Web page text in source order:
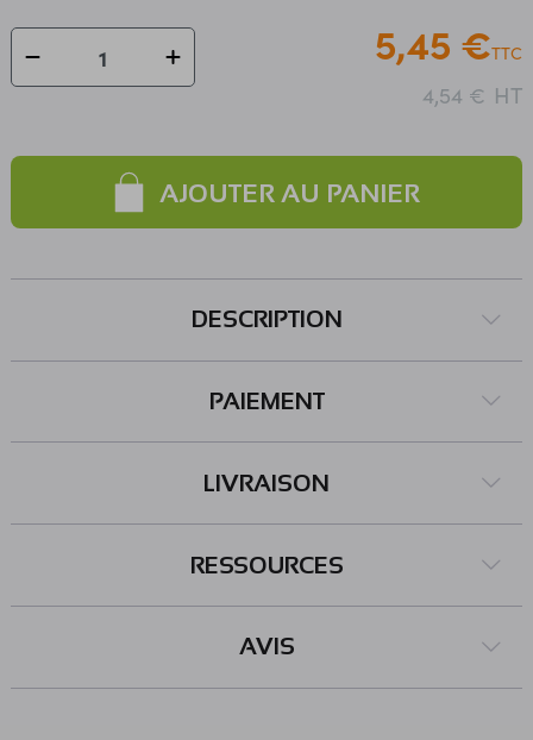
5,45 €TTC
4,54 € HT
AJOUTER AU PANIER
DESCRIPTION
PAIEMENT
LIVRAISON
RESSOURCES
AVIS